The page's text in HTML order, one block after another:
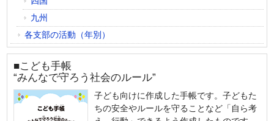
九州
各支部の活動（年別）
■こども手帳
“みんなで守ろう社会のルール”
子ども向けに作成した手帳です。子どもた
ちの安全やルールを守ることなど「自ら考